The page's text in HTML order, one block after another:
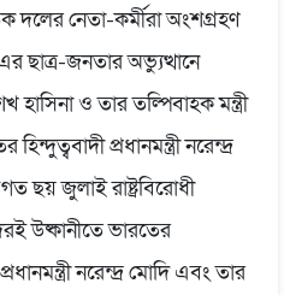
দলের নেতা-কর্মীরা অংশগ্রহণ
ছাত্র-জনতার অভ্যুত্থানে
হাসিনা ও তার তল্পিবাহক মন্ত্রী
প্রধানমন্ত্রী নরেন্দ্র
ছয় জুলাই রাষ্ট্রবিরোধী
উষ্কানীতে ভারতের
নরেন্দ্র মোদি এবং তার